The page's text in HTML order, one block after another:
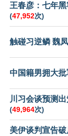
王春彦：七年
(47,952次)
触碰习逆鳞 魏
中国籍男拥大
川习会谈预测
(49,964次)
美伊谈判宣告